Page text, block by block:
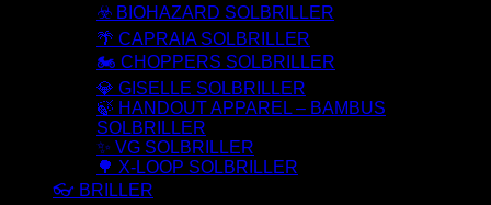
☣️ BIOHAZARD SOLBRILLER
🌴 CAPRAIA SOLBRILLER
🏍️ CHOPPERS SOLBRILLER
💎 GISELLE SOLBRILLER
🍃 HANDOUT APPAREL – BAMBUS
SOLBRILLER
✨ VG SOLBRILLER
🌳 X-LOOP SOLBRILLER
👓 BRILLER